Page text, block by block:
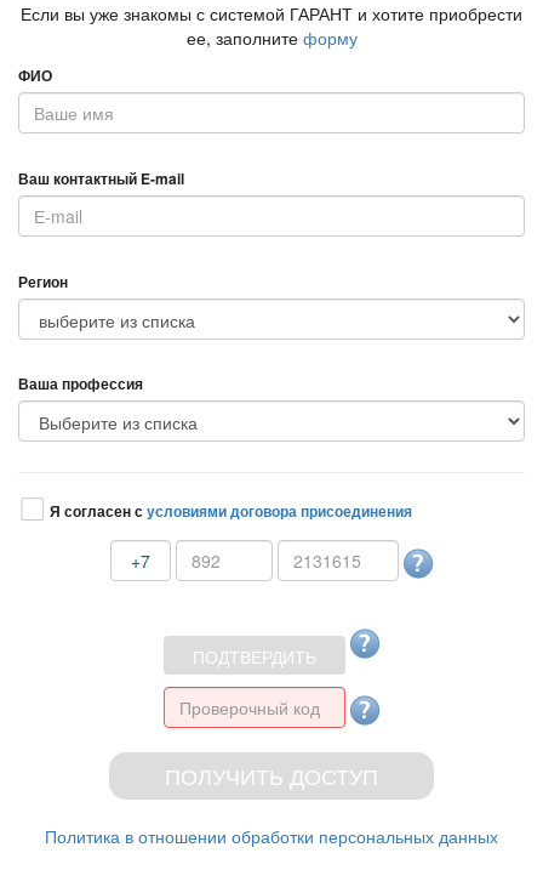
Если вы уже знакомы с системой ГАРАНТ и хотите приобрести
ее, заполните форму
ФИО
аш контактный E-mail
Регион
аша профессия
Я согласен сусловиями договора присоединения
+7
Политика в отношении обработки персональных данных